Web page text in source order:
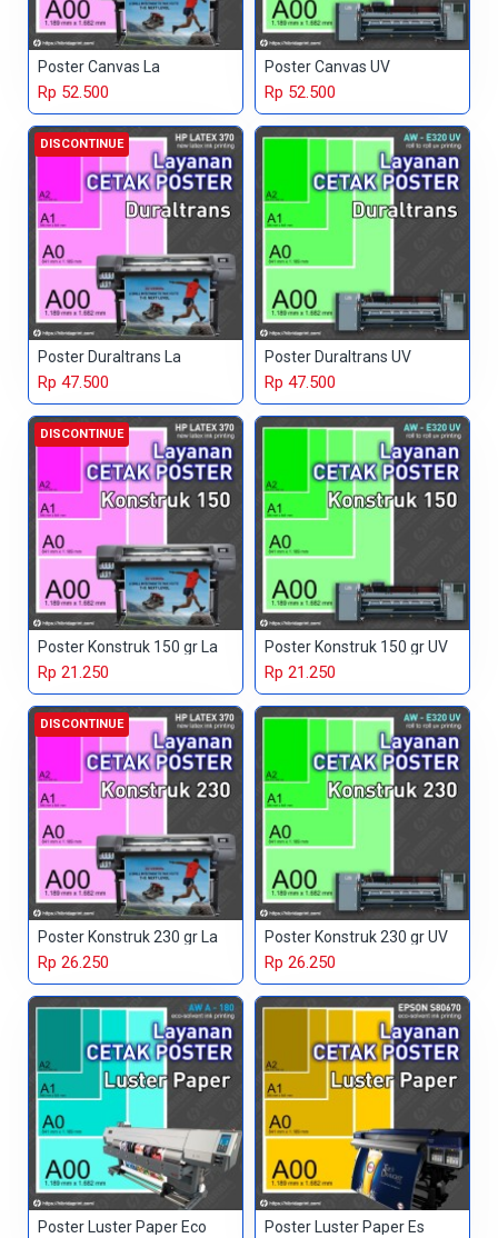
Poster Canvas La
Rp 52.500
Poster Canvas UV
Rp 52.500
DISCONTINUE
Poster Duraltrans La
Rp 47.500
Poster Duraltrans UV
Rp 47.500
DISCONTINUE
Poster Konstruk 150 gr La
Rp 21.250
Poster Konstruk 150 gr UV
Rp 21.250
DISCONTINUE
Poster Konstruk 230 gr La
Rp 26.250
Poster Konstruk 230 gr UV
Rp 26.250
Poster Luster Paper Eco Poster Luster Paper Es